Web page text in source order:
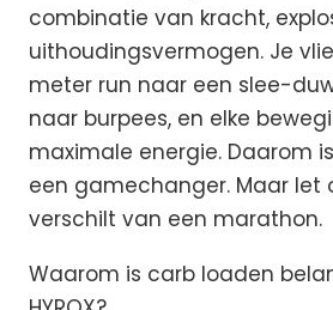
combinatie van kracht,
uithoudingsvermogen. Je
meter run naar een slee-
naar burpees, en elke
maximale energie. Daarom is
een gamechanger. Maar let
verschilt van een marathon.
Waarom is carb loaden